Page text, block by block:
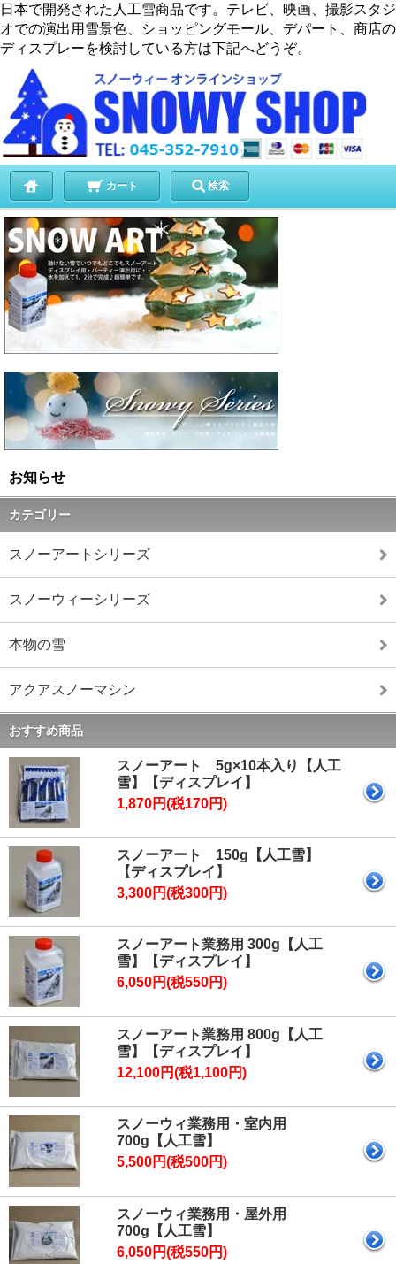
日本で開発された人工雪商品です。テレビ、映画、撮影スタジ
オでの演出用雪景色、ショッピングモール、デパート、商店の
ディスプレーを検討している方は下記へどうぞ。
カート 検索
お知らせ
カテゴリー
スノーアートシリーズ
スノーウィーシリーズ
本物の雪
アクアスノーマシン
おすすめ商品
スノーアート 5g×10本入り【人工
雪】【ディスプレイ】
1,870円(税170円)
スノーアート 150g【人工雪】
【ディスプレイ】
3,300円(税300円)
スノーアート業務用 300g【人工
雪】【ディスプレイ】
6,050円(税550円)
スノーアート業務用 800g【人工
雪】【ディスプレイ】
12,100円(税1,100円)
スノーウィ業務用・室内用
700g【人工雪】
5,500円(税500円)
スノーウィ業務用・屋外用
700g【人工雪】
6,050円(税550円)